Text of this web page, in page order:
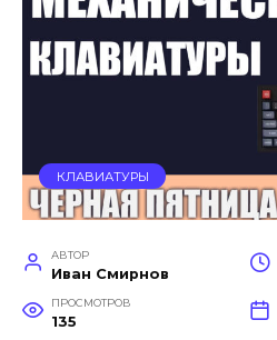
КЛАВИАТУРЫ
АВТОР
Иван Смирнов
ПРОСМОТРОВ
135